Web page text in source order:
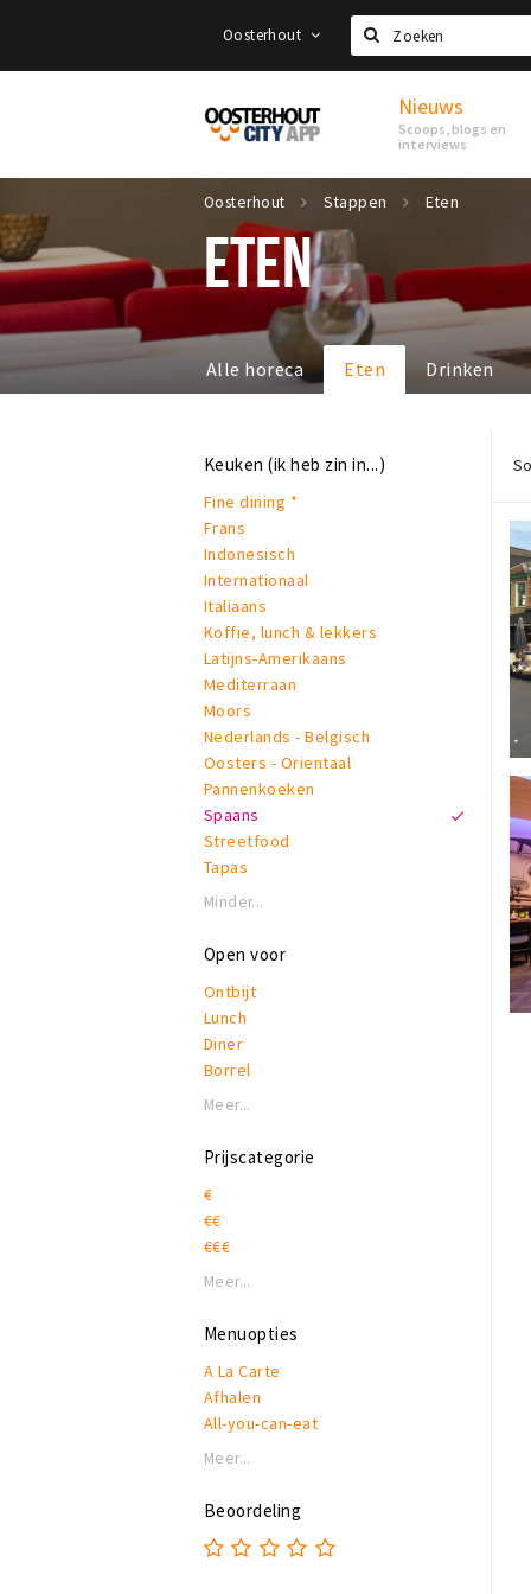
Oosterhout
Zoeken
Proef
Oosterhout
Nieuws
Scoops, blogs en
interviews
Oosterhout Stappen Eten
ETEN
Alle horeca Eten Drinken
Keuken (ik heb zin in...)
Fine dining *
Frans
Indonesisch
Internationaal
Italiaans
Koffie, lunch & lekkers
Latijns-Amerikaans
Mediterraan
Moors
Nederlands - Belgisch
Oosters - Orientaal
Pannenkoeken
Spaans
Streetfood
Tapas
Minder...
Open voor
Ontbijt
Lunch
Diner
Borrel
Meer...
Prijscategorie
€
€€
€€€
Meer...
Menuopties
A La Carte
Afhalen
All-you-can-eat
Allergieën
Buffet
High beer
Meer...
Beoordeling